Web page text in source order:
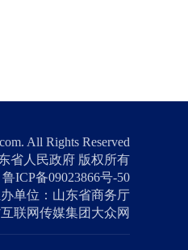
All Rights Reserved
省人民政府 版权所有
鲁ICP备09023866号-50
单位：山东省商务厅
联网传媒集团大众网